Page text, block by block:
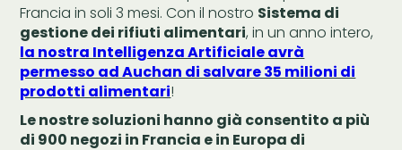
Francia in soli 3 mesi. Con il nostro Sistema di
gestione dei rifiuti alimentari, in un anno intero,
la nostra Intelligenza Artificiale avrà
permesso ad Auchan di salvare 35 milioni di
prodotti alimentari!
Le nostre soluzioni hanno già consentito a più
di 900 negozi in Francia e in Europa di